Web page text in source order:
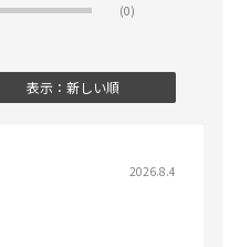
(0)
表示：新しい順
2026.8.4